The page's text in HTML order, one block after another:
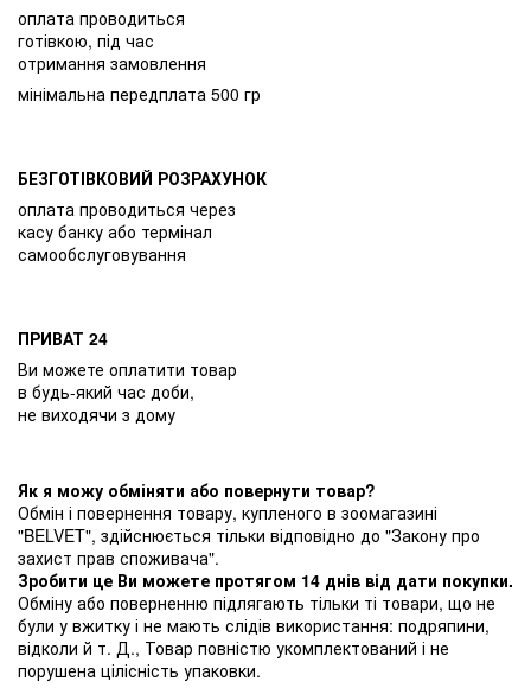
оплата проводиться
готівкою, під час
отримання замовлення
мінімальна передплата 500 гр
БЕЗГОТІВКОВИЙ РОЗРАХУНОК
оплата проводиться через
касу банку або термінал
самообслуговування
ПРИВАТ 24
Ви можете оплатити товар
в будь-який час доби,
не виходячи з дому
Як я можу обміняти або повернути товар?
Обмін і повернення товару, купленого в зоомагазині
"BELVET", здійснюється тільки відповідно до "Закону про
захист прав споживача".
Зробити це Ви можете протягом 14 днів від дати покупки.
Обміну або поверненню підлягають тільки ті товари, що не
були у вжитку і не мають слідів використання: подряпини,
відколи й т. Д., Товар повністю укомплектований і не
порушена цілісність упаковки.